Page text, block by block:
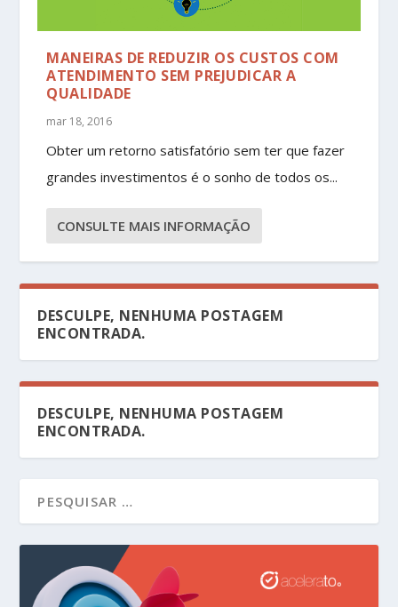
MANEIRAS DE REDUZIR OS CUSTOS COM
ATENDIMENTO SEM PREJUDICAR A
QUALIDADE
mar 18, 2016
Obter um retorno satisfatório sem ter que fazer
grandes investimentos é o sonho de todos os...
CONSULTE MAIS INFORMAÇÃO
DESCULPE, NENHUMA POSTAGEM
ENCONTRADA.
DESCULPE, NENHUMA POSTAGEM
ENCONTRADA.